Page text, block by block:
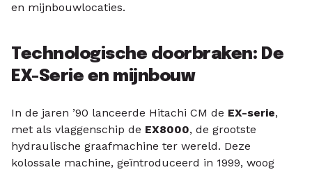
en mijnbouwlocaties.
Technologische doorbraken: De
EX-Serie en mijnbouw
In de jaren ’90 lanceerde Hitachi CM de EX-serie,
met als vlaggenschip de EX8000, de grootste
hydraulische graafmachine ter wereld. Deze
kolossale machine, geïntroduceerd in 1999, woog